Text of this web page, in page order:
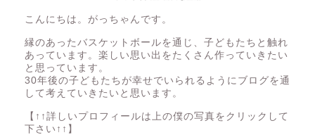
こんにちは。がっちゃんです。
縁のあったバスケットボールを通じ、子どもたちと触れ
あっています。楽しい思い出をたくさん作っていきたい
と思っています。
30年後の子どもたちが幸せでいられるようにブログを通
して考えていきたいと思います。
【↑↑詳しいプロフィールは上の僕の写真をクリックして
下さい↑↑】